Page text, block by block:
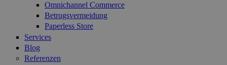
Omnichannel Commerce
Betrugsvermeidung
Paperless Store
Services
Blog
Referenzen